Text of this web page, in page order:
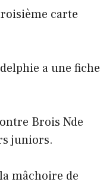
carte
a une fiche
Brois Nde
juniors.
mâchoire de